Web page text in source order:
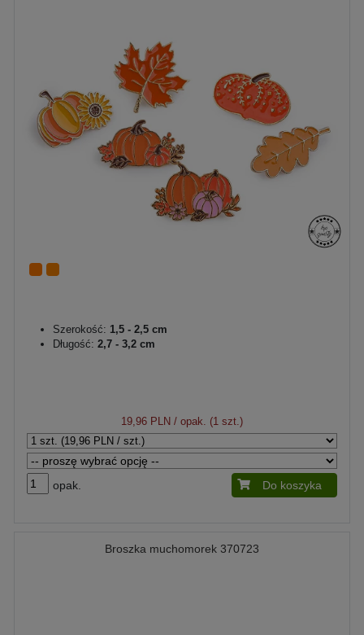
Szerokość: 1,5 - 2,5 cm
Długość: 2,7 - 3,2 cm
19,96 PLN / opak. (1 szt.)
opak. Do koszyka
Broszka muchomorek 370723